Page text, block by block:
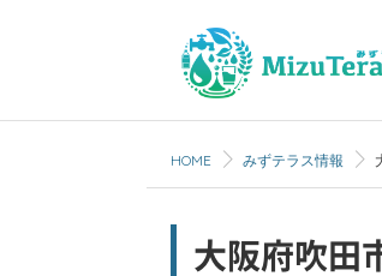
HOME みずテラス情報
大阪府吹田